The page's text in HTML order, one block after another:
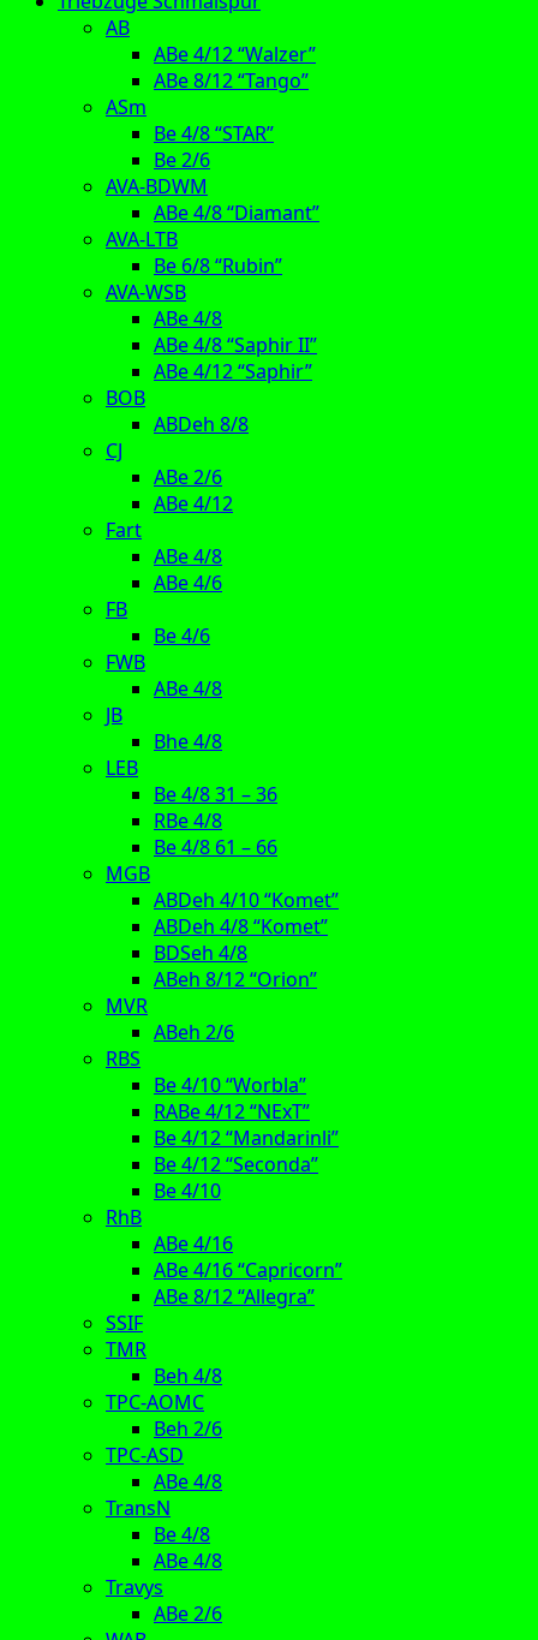
AB
ABe 4/12 “Walzer”
ABe 8/12 “Tango”
ASm
Be 4/8 “STAR”
Be 2/6
AVA-BDWM
ABe 4/8 “Diamant”
AVA-LTB
Be 6/8 “Rubin”
AVA-WSB
ABe 4/8
ABe 4/8 “Saphir II”
ABe 4/12 “Saphir”
BOB
ABDeh 8/8
CJ
ABe 2/6
ABe 4/12
Fart
ABe 4/8
ABe 4/6
FB
Be 4/6
FWB
ABe 4/8
JB
Bhe 4/8
LEB
Be 4/8 31 – 36
RBe 4/8
Be 4/8 61 – 66
MGB
ABDeh 4/10 “Komet”
ABDeh 4/8 “Komet”
BDSeh 4/8
ABeh 8/12 “Orion”
MVR
ABeh 2/6
RBS
Be 4/10 “Worbla”
RABe 4/12 “NExT”
Be 4/12 “Mandarinli”
Be 4/12 “Seconda”
Be 4/10
RhB
ABe 4/16
ABe 4/16 “Capricorn”
ABe 8/12 “Allegra”
SSIF
TMR
Beh 4/8
TPC-AOMC
Beh 2/6
TPC-ASD
ABe 4/8
TransN
Be 4/8
ABe 4/8
Travys
ABe 2/6